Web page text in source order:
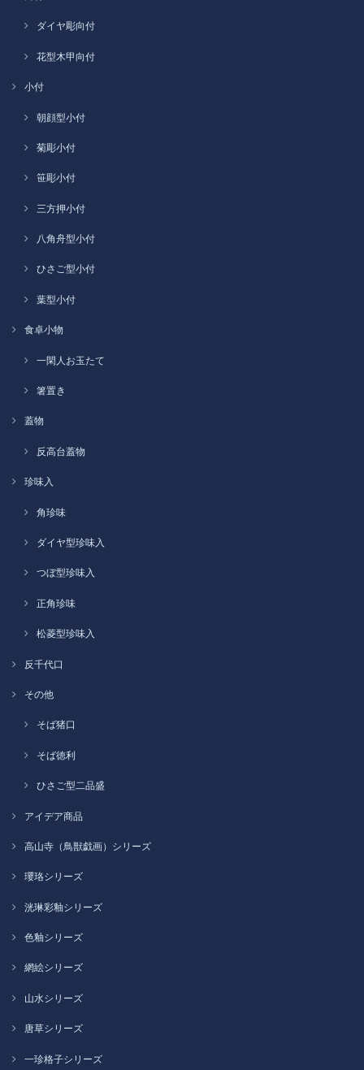
ダイヤ彫向付
花型木甲向付
小付
朝顔型小付
菊彫小付
笹彫小付
三方押小付
八角舟型小付
ひさご型小付
葉型小付
食卓小物
一閑人お玉たて
箸置き
蓋物
反高台蓋物
珍味入
角珍味
ダイヤ型珍味入
つぼ型珍味入
正角珍味
松菱型珍味入
反千代口
その他
そば猪口
そば徳利
ひさご型二品盛
アイデア商品
高山寺（鳥獣戯画）シリーズ
瓔珞シリーズ
洸琳彩釉シリーズ
色釉シリーズ
網絵シリーズ
山水シリーズ
唐草シリーズ
一珍格子シリーズ